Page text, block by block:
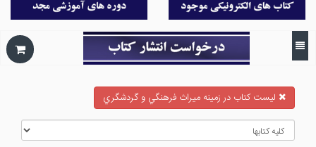
ليست كتاب در زمينه ميراث فرهنگي و گردشگري